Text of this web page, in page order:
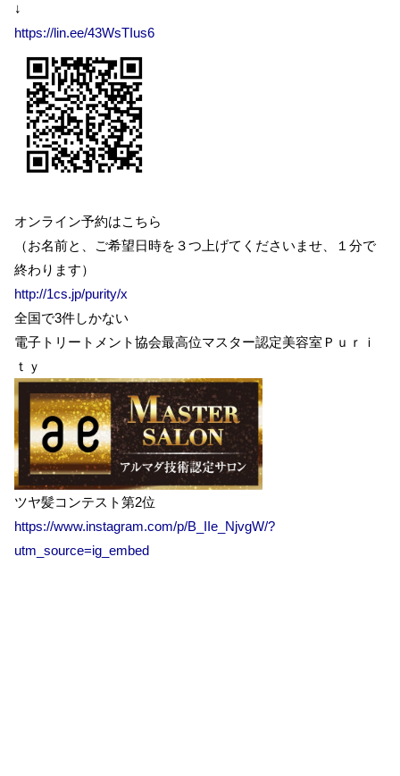
↓
https://lin.ee/43WsTIus6
オンライン予約はこちら
（お名前と、ご希望日時を３つ上げてくださいませ、１分で
終わります）
http://1cs.jp/purity/x
全国で3件しかない
電子トリートメント協会最高位マスター認定美容室Ｐｕｒｉ
ｔｙ
ツヤ髪コンテスト第2位
https://www.instagram.com/p/B_IIe_NjvgW/?
utm_source=ig_embed